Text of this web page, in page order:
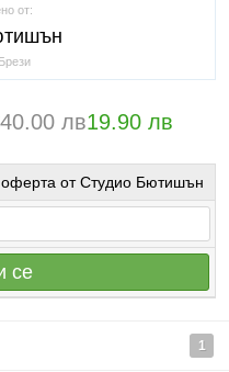
от:
40.00 лв19.90 лв
от Студио Бютишън
се
1